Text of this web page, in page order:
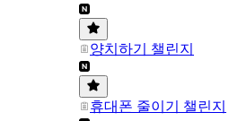
양치하기 챌린지
휴대폰 줄이기 챌린지